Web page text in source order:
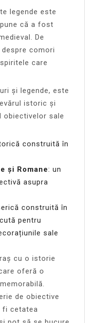
legende este
că a fost
De
comori
care
și legende, este
istoric și
obiectivelor sale
construită în
și Romane: un
asupra
construită în
pentru
sale
cu o istorie
oferă o
de obiective
fi cetatea